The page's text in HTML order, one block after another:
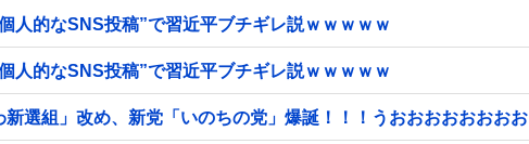
人的なSNS投稿”で習近平ブチギレ説ｗｗｗｗｗ
人的なSNS投稿”で習近平ブチギレ説ｗｗｗｗｗ
新選組」改め、新党「いのちの党」爆誕！！！うおおおおおおおお